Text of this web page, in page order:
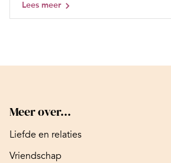
Lees meer
Meer over...
Liefde en relaties
Vriendschap